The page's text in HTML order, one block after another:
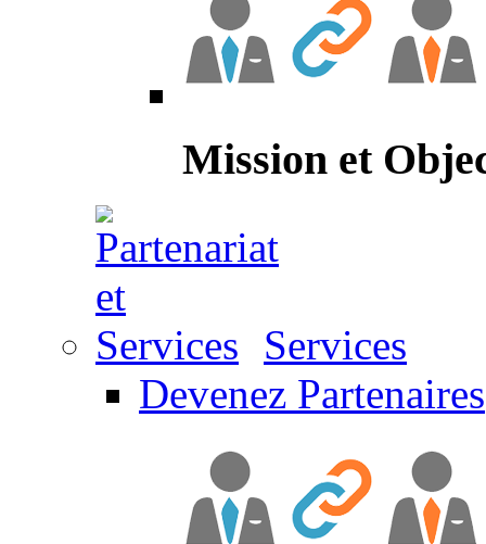
Mission et
Services
Devenez Partenaires